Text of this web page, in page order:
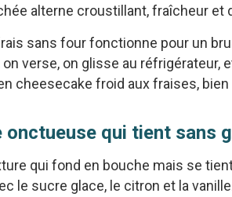
alterne croustillant, fraîcheur et
sans four fonctionne pour un
on verse, on glisse au
cheesecake froid aux fraises, bien
onctueuse qui tient sans
qui fond en bouche mais se
le sucre glace, le citron et la